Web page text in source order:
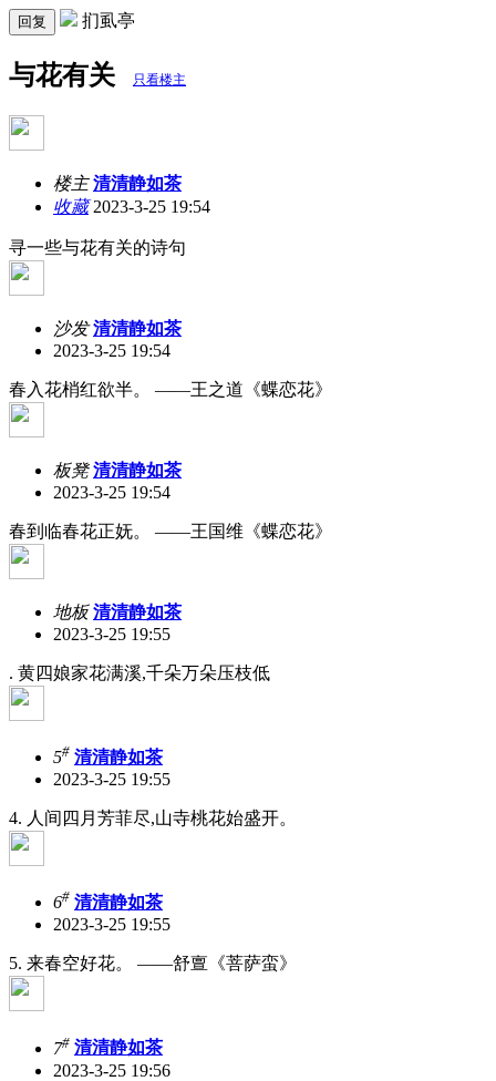
回复 扪虱亭
与花有关 只看楼主
楼主 清清静如茶
收藏2023-3-25 19:54
寻一些与花有关的诗句
沙发 清清静如茶
2023-3-25 19:54
春入花梢红欲半。 ——王之道《蝶恋花》
板凳 清清静如茶
2023-3-25 19:54
春到临春花正妩。 ——王国维《蝶恋花》
地板 清清静如茶
2023-3-25 19:55
. 黄四娘家花满溪,千朵万朵压枝低
5# 清清静如茶
2023-3-25 19:55
4. 人间四月芳菲尽,山寺桃花始盛开。
6# 清清静如茶
2023-3-25 19:55
5. 来春空好花。 ——舒亶《菩萨蛮》
7# 清清静如茶
2023-3-25 19:56